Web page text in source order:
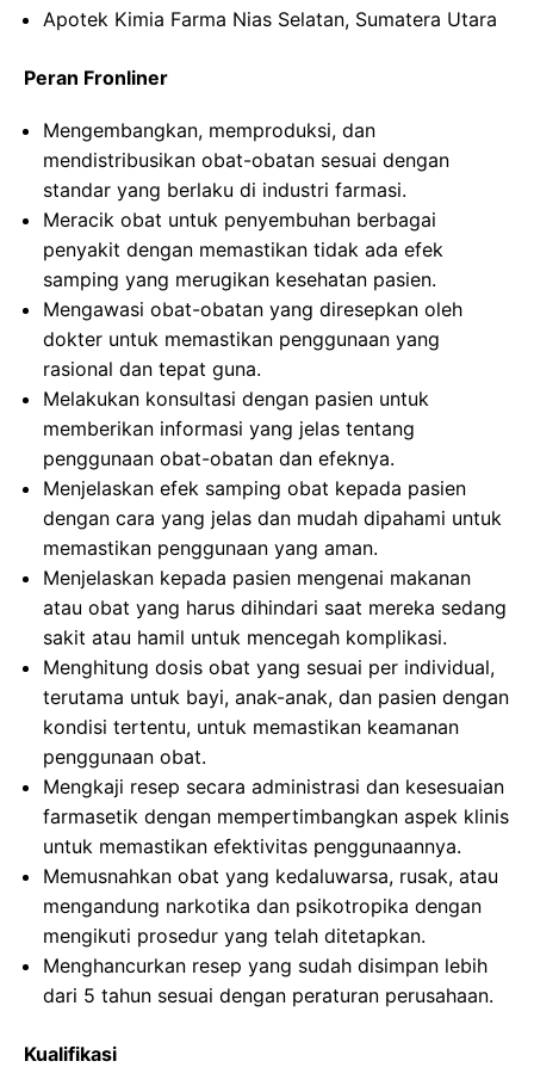
Apotek Kimia Farma Nias Selatan, Sumatera Utara
Peran Fronliner
Mengembangkan, memproduksi, dan
mendistribusikan obat-obatan sesuai dengan
standar yang berlaku di industri farmasi.
Meracik obat untuk penyembuhan berbagai
penyakit dengan memastikan tidak ada efek
samping yang merugikan kesehatan pasien.
Mengawasi obat-obatan yang diresepkan oleh
dokter untuk memastikan penggunaan yang
rasional dan tepat guna.
Melakukan konsultasi dengan pasien untuk
memberikan informasi yang jelas tentang
penggunaan obat-obatan dan efeknya.
Menjelaskan efek samping obat kepada pasien
dengan cara yang jelas dan mudah dipahami untuk
memastikan penggunaan yang aman.
Menjelaskan kepada pasien mengenai makanan
atau obat yang harus dihindari saat mereka sedang
sakit atau hamil untuk mencegah komplikasi.
Menghitung dosis obat yang sesuai per individual,
terutama untuk bayi, anak-anak, dan pasien dengan
kondisi tertentu, untuk memastikan keamanan
penggunaan obat.
Mengkaji resep secara administrasi dan kesesuaian
farmasetik dengan mempertimbangkan aspek klinis
untuk memastikan efektivitas penggunaannya.
Memusnahkan obat yang kedaluwarsa, rusak, atau
mengandung narkotika dan psikotropika dengan
mengikuti prosedur yang telah ditetapkan.
Menghancurkan resep yang sudah disimpan lebih
dari 5 tahun sesuai dengan peraturan perusahaan.
Kualifikasi